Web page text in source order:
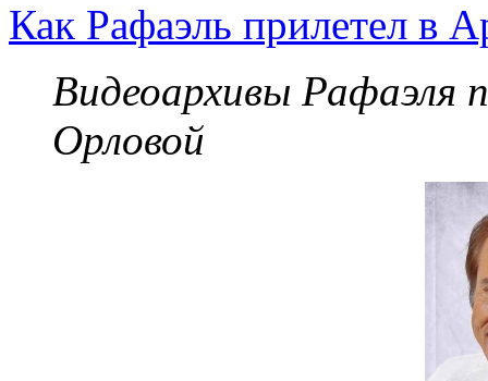
Как Рафаэль прилетел в
Видеоархивы Рафаэля
Орловой